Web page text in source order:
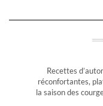
Recettes
réconfortantes,
la saison des